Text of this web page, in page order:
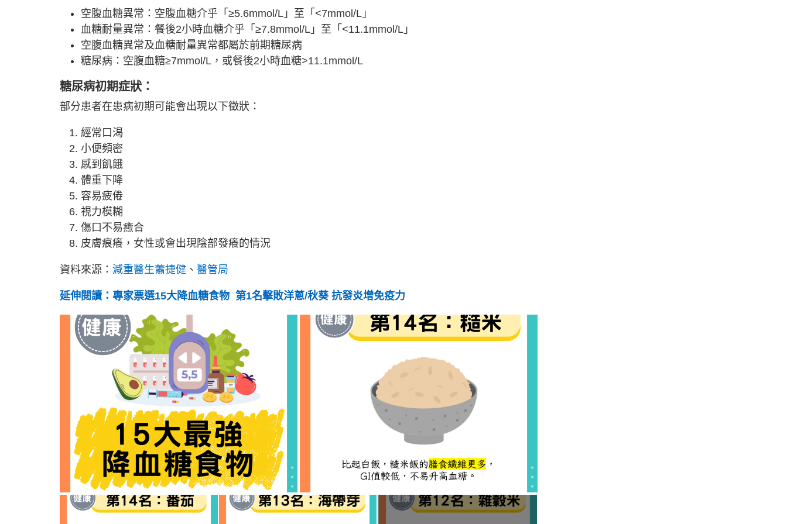
空腹血糖異常：空腹血糖介乎「≥5.6mmol/L」至「<7mmol/L」
血糖耐量異常：餐後2小時血糖介乎「≥7.8mmol/L」至「<11.1mmol/L」
空腹血糖異常及血糖耐量異常都屬於前期糖尿病
糖尿病：空腹血糖≥7mmol/L，或餐後2小時血糖>11.1mmol/L
糖尿病初期症狀：
部分患者在患病初期可能會出現以下徵狀：
經常口渴
小便頻密
感到飢餓
體重下降
容易疲倦
視力模糊
傷口不易癒合
皮膚痕癢，女性或會出現陰部發癢的情況
資料來源： 減重醫生蕭捷健 、 醫管局
延伸閱讀：專家票選15大降血糖食物 第1名擊敗洋蔥/秋葵 抗發炎增免疫力